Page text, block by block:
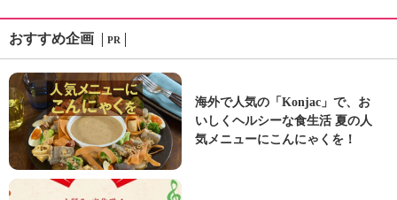
おすすめ企画 PR
海外で人気の「Konjac」で、お
いしくヘルシーな食生活 夏の人
気メニューにこんにゃくを！